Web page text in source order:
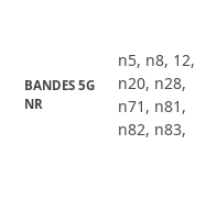
BANDES 5G
NR
n5, n8, 12,
n20, n28,
n71, n81,
n82, n83,